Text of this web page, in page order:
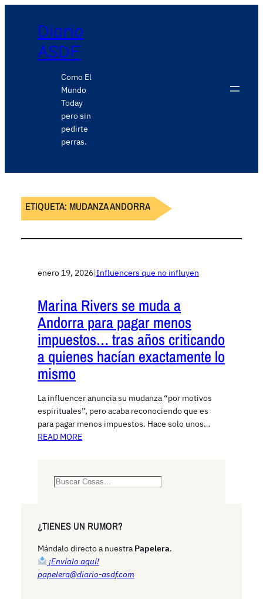
Diario
ASDF
Como El
Mundo
Today
pero sin
pedirte
perras.
ETIQUETA: MUDANZA ANDORRA
enero 19, 2026|Influencers que no influyen
Marina Rivers se muda a
Andorra para pagar menos
impuestos… tras años criticando
a quienes hacían exactamente lo
mismo
La influencer anuncia su mudanza “por motivos
espirituales”, pero acaba reconociendo que es
para pagar menos impuestos. Hace solo unos…
READ MORE
S
r
h
¿TIENES UN RUMOR?
Mándalo directo a nuestra Papelera.
¡Envíalo aquí!
papelera@diario-asdf.com